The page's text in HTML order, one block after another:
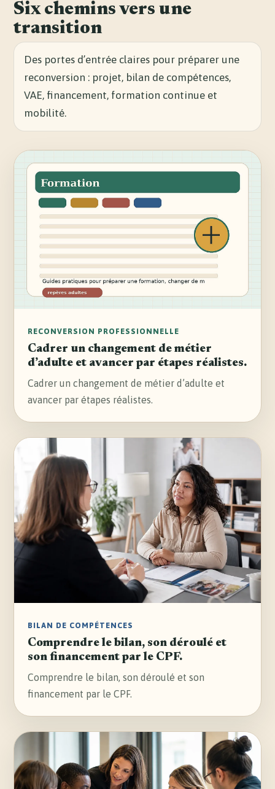
Six chemins vers une
transition
Des portes d’entrée claires pour préparer une
reconversion : projet, bilan de compétences,
VAE, financement, formation continue et
mobilité.
RECONVERSION PROFESSIONNELLE
Cadrer un changement de métier
d’adulte et avancer par étapes réalistes.
Cadrer un changement de métier d’adulte et
avancer par étapes réalistes.
BILAN DE COMPÉTENCES
Comprendre le bilan, son déroulé et
son financement par le CPF.
Comprendre le bilan, son déroulé et son
financement par le CPF.